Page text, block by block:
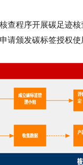
查程序开展碳足迹
请颁发碳标签授权